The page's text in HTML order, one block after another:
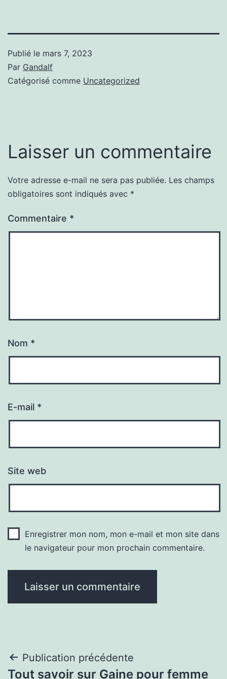
Publié le mars 7, 2023
Par Gandalf
Catégorisé comme Uncategorized
Laisser un commentaire
Votre adresse e-mail ne sera pas publiée. Les champs
obligatoires sont indiqués avec *
Commentaire *
Nom *
E-mail *
Site web
Enregistrer mon nom, mon e-mail et mon site dans
le navigateur pour mon prochain commentaire.
Navigation
Publication précédente
Tout savoir sur Gaine pour femme